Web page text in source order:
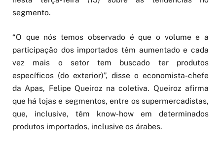
segmento.
“O que nós temos observado é que o volume e a
participação dos importados têm aumentado e cada
vez mais o setor tem buscado ter produtos
específicos (do exterior)”, disse o economista-chefe
da Apas, Felipe Queiroz na coletiva. Queiroz afirma
que há lojas e segmentos, entre os supermercadistas,
que, inclusive, têm know-how em determinados
produtos importados, inclusive os árabes.